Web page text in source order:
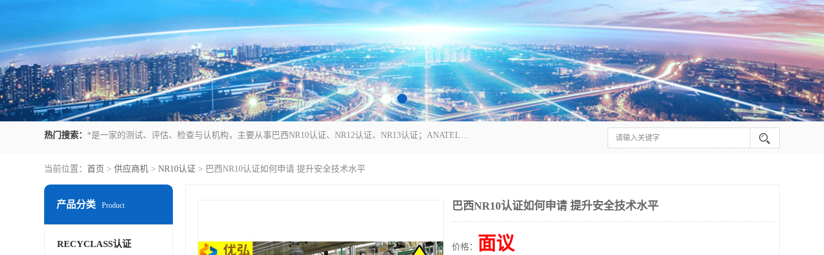
热门搜索： *是一家的测试、评估、检查与认机构，主要从事巴西NR10认证、NR12认证、NR13认证；ANATEL认证、INMTRO认证，欧盟CE认证：MD认证，PED认证，MID认证，ATEX认证，德国蓝色天使认证。
当前位置： 首页 > 供应商机 > NR10认证 > 巴西NR10认证如何申请 提升安全技术水平
产品分类 Product
RECYCLASS认证
巴西NR10认证如何申请 提升安全技术水平
价格： 面议